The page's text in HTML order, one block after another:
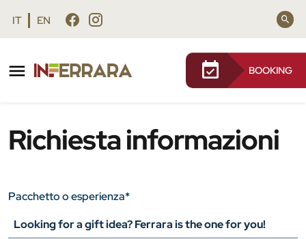
Vai al contenuto principale
Vai al footer
IT EN
BOOKING
Richiesta informazioni
Pacchetto o esperienza*